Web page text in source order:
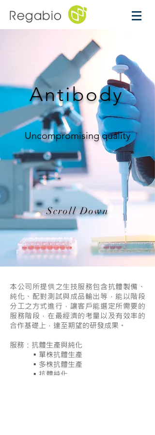
Regabio
Antibody
Uncompromising quality
Scroll Down
本公司所提供之生技服務包含抗體製備、
純化、配對測試與成品輸出等，能以階段
分工之方式進行，讓客戶能選定所需要的
服務階段，在最經濟的考量以及有效率的
合作基礎上，達至期望的研發成果。
服務：抗體生產與純化
￭ 單株抗體生產
￭ 多株抗體生產
￭ 抗體純化